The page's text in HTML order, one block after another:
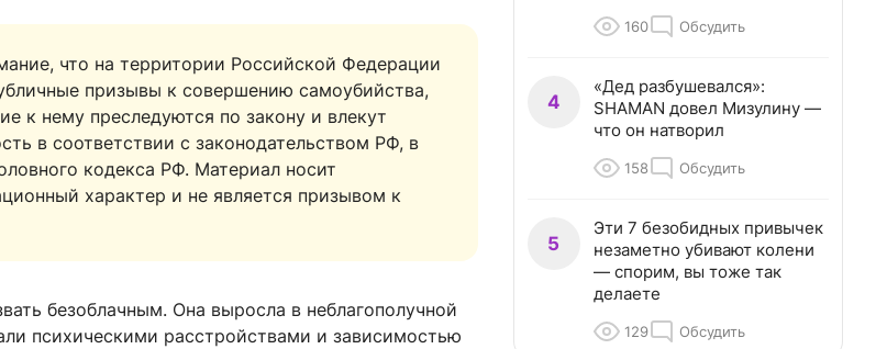
что на территории Российской Федерации
призывы к совершению самоубийства,
к нему преследуются по закону и влекут
в соответствии с законодательством РФ, в
кодекса РФ. Материал носит
характер и не является призывом к
безоблачным. Она выросла в неблагополучной
психическими расстройствами и зависимостью
160 Обсудить
4
«Дед разбушевался»:
SHAMAN довел Мизулину —
что он натворил
158 Обсудить
5
Эти 7 безобидных привычек
незаметно убивают колени
— спорим, вы тоже так
делаете
129 Обсудить